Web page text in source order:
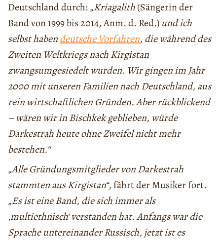
Deutschland durch: „Kriagalith(Sängerin der
Band von 1999 bis 2014, Anm. d. Red.) und ich
selbst habendeutsche Vorfahren, die während des
Zweiten Weltkriegs nach Kirgistan
zwangsumgesiedelt wurden. Wir gingen im Jahr
2000 mit unseren Familien nach Deutschland, aus
rein wirtschaftlichen Gründen. Aber rückblickend
– wären wir in Bischkek geblieben, würde
Darkestrah heute ohne Zweifel nicht mehr
bestehen.“
„Alle Gründungsmitglieder von Darkestrah
stammten aus Kirgistan“,fährt der Musiker fort.
„Es ist eine Band, die sich immer als
‚multiethnisch‘ verstanden hat. Anfangs war die
Sprache untereinander Russisch, jetzt ist es